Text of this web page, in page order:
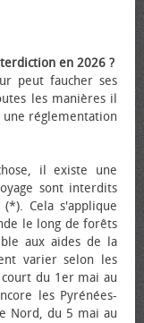
en 2026 ?
peut faucher ses
les manières il
une réglementation
il existe une
sont interdits
Cela s'applique
le long de forêts
aux aides de la
varier selon les
du 1er mai au
les Pyrénées-
Nord, du 5 mai au